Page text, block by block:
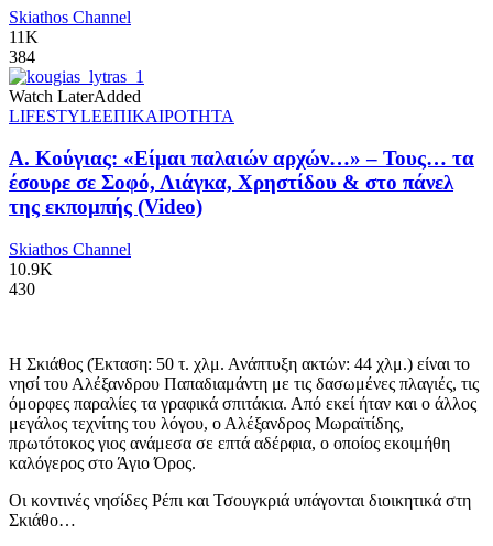
Skiathos Channel
11K
384
Watch LaterAdded
LIFESTYLEΕΠΙΚΑΙΡΟΤΗΤΑ
Α. Κούγιας: «Είμαι παλαιών αρχών…» – Τους… τα
έσουρε σε Σοφό, Λιάγκα, Χρηστίδου & στο πάνελ
της εκπομπής (Video)
Skiathos Channel
10.9K
430
Η Σκιάθος (Έκταση: 50 τ. χλμ. Ανάπτυξη ακτών: 44 χλμ.) είναι το
νησί του Αλέξανδρου Παπαδιαμάντη με τις δασωμένες πλαγιές, τις
όμορφες παραλίες τα γραφικά σπιτάκια. Από εκεί ήταν και ο άλλος
μεγάλος τεχνίτης του λόγου, ο Αλέξανδρος Μωραϊτίδης,
πρωτότοκος γιος ανάμεσα σε επτά αδέρφια, ο οποίος εκοιμήθη
καλόγερος στο Άγιο Όρος.
Οι κοντινές νησίδες Ρέπι και Τσουγκριά υπάγονται διοικητικά στη
Σκιάθο…